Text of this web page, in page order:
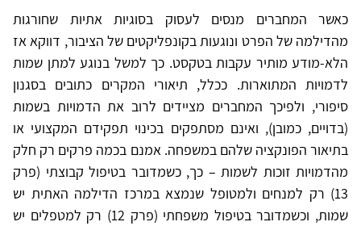
כאשר המחברים מנסים לעסוק בסוגיות אתיות שחורגות
מהדילמה של הפרט ונוגעות בקונפליקטים של הציבור, דווקא אז
הלא-מודע מותיר עקבות בטקסט. כך למשל בנוגע למתן שמות
לדמויות המתוארות. ככלל, תיאורי המקרים כתובים בסגנון
סיפורי, ולפיכך המחברים מציידים לרוב את הדמויות בשמות
(בדויים, כמובן), ואינם מסתפקים בכינוי תפקידם המקצועי או
בתיאור הפונקציה שלהם במשפחה. אמנם בכמה פרקים רק חלק
מהדמויות זוכות לשמות – כך, כשמדובר בטיפול קבוצתי (פרק
13) רק למנחים ולמטופל שנמצא במרכז הדילמה האתית יש
שמות, וכשמדובר בטיפול משפחתי (פרק 12) רק למטפלים יש